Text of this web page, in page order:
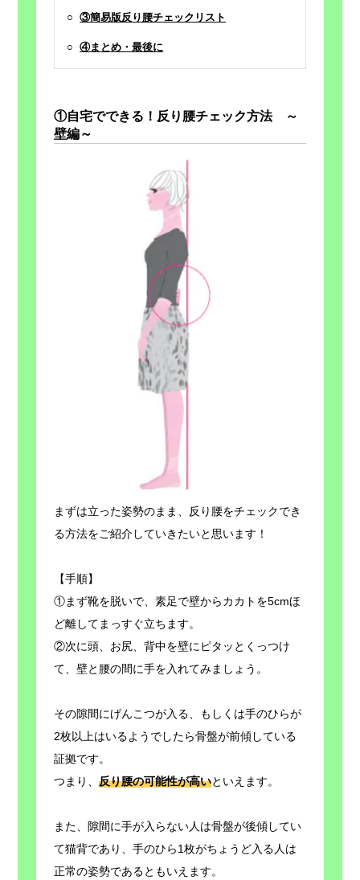
○③簡易版反り腰チェックリスト
○④まとめ・最後に
①自宅でできる！反り腰チェック方法 ～
壁編～
まずは立った姿勢のまま、反り腰をチェックでき
る方法をご紹介していきたいと思います！
【手順】
①まず靴を脱いで、素足で壁からカカトを5cmほ
ど離してまっすぐ立ちます。
②次に頭、お尻、背中を壁にピタッとくっつけ
て、壁と腰の間に手を入れてみましょう。
その隙間にげんこつが入る、もしくは手のひらが
2枚以上はいるようでしたら骨盤が前傾している
証拠です。
つまり、反り腰の可能性が高いといえます。
また、隙間に手が入らない人は骨盤が後傾してい
て猫背であり、手のひら1枚がちょうど入る人は
正常の姿勢であるともいえます。